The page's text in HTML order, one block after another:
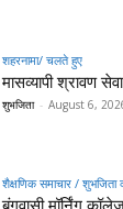
शहरनामा/ चलते हुए
मासव्यापी श्रावण
शुभजिता - August 6,
शैक्षणिक समाचार / शुभजिता